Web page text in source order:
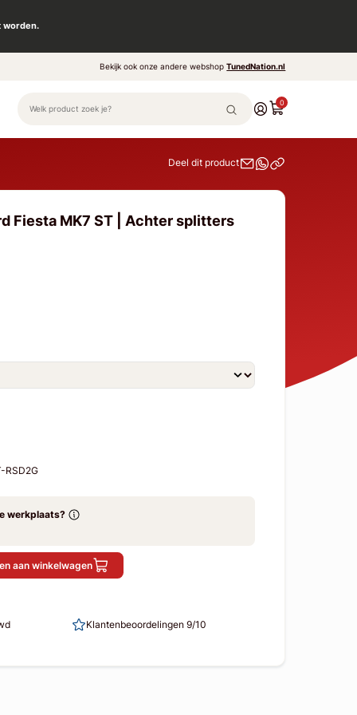
worden.
Bekijk ook onze andere webshopTunedNation.nl
0
Deel dit product
Fiesta MK7 ST | Achter splitters
RSD2G
werkplaats?
aan winkelwagen
Klantenbeoordelingen 9/10